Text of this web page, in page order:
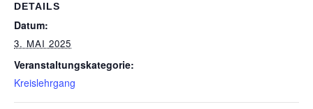
DETAILS
Datum:
3. MAI 2025
Veranstaltungskategorie:
Kreislehrgang